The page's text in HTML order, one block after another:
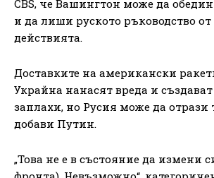
CBS, че Вашингтон може да
и да лиши руското ръководство от
действията.
Доставките на американски
Украйна нанасят вреда и
заплахи, но Русия може да отрази
добави Путин.
„Това не е в състояние да измени